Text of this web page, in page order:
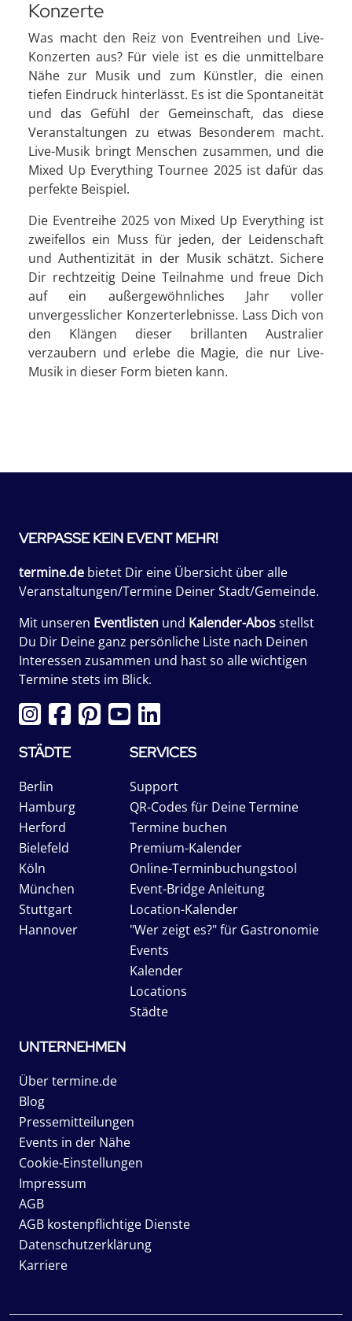
Konzerte
Was macht den Reiz von Eventreihen und Live-
Konzerten aus? Für viele ist es die unmittelbare
Nähe zur Musik und zum Künstler, die einen
tiefen Eindruck hinterlässt. Es ist die Spontaneität
und das Gefühl der Gemeinschaft, das diese
Veranstaltungen zu etwas Besonderem macht.
Live-Musik bringt Menschen zusammen, und die
Mixed Up Everything Tournee 2025 ist dafür das
perfekte Beispiel.
Die Eventreihe 2025 von Mixed Up Everything ist
zweifellos ein Muss für jeden, der Leidenschaft
und Authentizität in der Musik schätzt. Sichere
Dir rechtzeitig Deine Teilnahme und freue Dich
auf ein außergewöhnliches Jahr voller
unvergesslicher Konzerterlebnisse. Lass Dich von
den Klängen dieser brillanten Australier
verzaubern und erlebe die Magie, die nur Live-
Musik in dieser Form bieten kann.
VERPASSE KEIN EVENT MEHR!
termine.de bietet Dir eine Übersicht über alle
Veranstaltungen/Termine Deiner Stadt/Gemeinde.
Mit unseren Eventlisten und Kalender-Abosstellst
Du Dir Deine ganz persönliche Liste nach Deinen
Interessen zusammen und hast so alle wichtigen
Termine stets im Blick.
STÄDTE
Berlin
Hamburg
Herford
Bielefeld
Köln
München
Stuttgart
Hannover
SERVICES
Support
QR-Codes für Deine Termine
Termine buchen
Premium-Kalender
Online-Terminbuchungstool
Event-Bridge Anleitung
Location-Kalender
"Wer zeigt es?" für Gastronomie
Events
Kalender
Locations
Städte
UNTERNEHMEN
Über termine.de
Blog
Pressemitteilungen
Events in der Nähe
Cookie-Einstellungen
Impressum
AGB
AGB kostenpflichtige Dienste
Datenschutzerklärung
Karriere